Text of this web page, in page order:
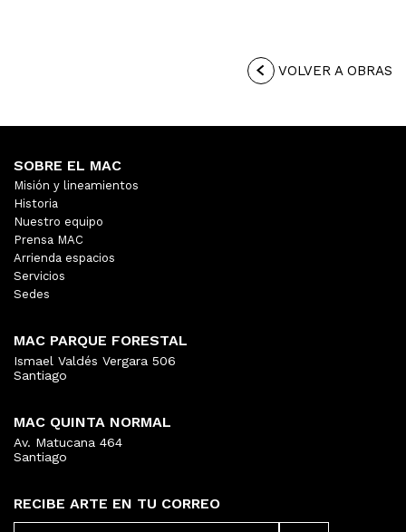
VOLVER A OBRAS
RECIBE ARTE EN TU CORREO
SOBRE EL MAC
Misión y lineamientos
Historia
Nuestro equipo
Prensa MAC
Arrienda espacios
Servicios
Sedes
MAC PARQUE FORESTAL
Ismael Valdés Vergara 506
Santiago
MAC QUINTA NORMAL
Av. Matucana 464
Santiago